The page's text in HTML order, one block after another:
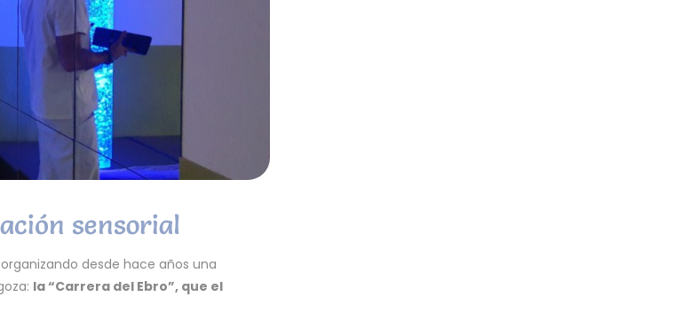
sensorial
organizando desde hace años una
la “Carrera del Ebro”, que el